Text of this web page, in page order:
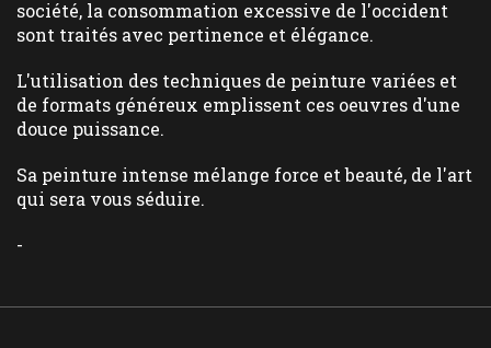
société, la consommation excessive de l'occident
sont traités avec pertinence et élégance.
L'utilisation des techniques de peinture variées et
de formats généreux emplissent ces oeuvres d'une
douce puissance.
Sa peinture intense mélange force et beauté, de l'art
qui sera vous séduire.
-